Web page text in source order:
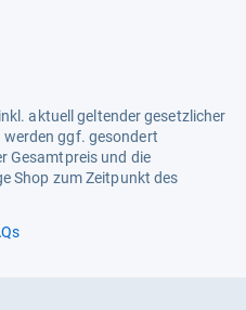
aktuell geltender gesetzlicher
ggf. gesondert
Gesamtpreis und die
Shop zum Zeitpunkt des